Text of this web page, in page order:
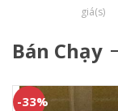
giá(s)
Bán Chạy
-33%